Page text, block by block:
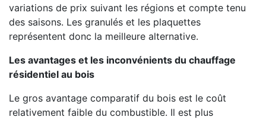
variations de prix suivant les régions et compte tenu
des saisons. Les granulés et les plaquettes
représentent donc la meilleure alternative.
Les avantages et les inconvénients du chauffage
résidentiel au bois
Le gros avantage comparatif du bois est le coût
relativement faible du combustible. Il est plus